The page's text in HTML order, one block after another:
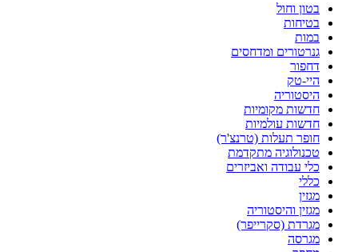
בטון וחול
בטיחות
במות
גנרטורים ומדחסים
דחפור
היי-טק
היסטוריה
חדשות מקומיות
חדשות עולמיות
חופר תעלות (טרנצ'ר)
טכנולוגיה מתקדמת
כלי עבודה ואביזרים
כללי
מגזין
מגזין והיסטוריה
מגרדת (סקרייפר)
מגרסה